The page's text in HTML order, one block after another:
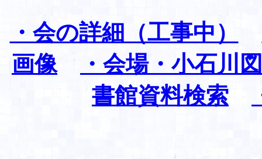
・会の詳細（工事中）
画像
・会場・小石川
書館資料検索